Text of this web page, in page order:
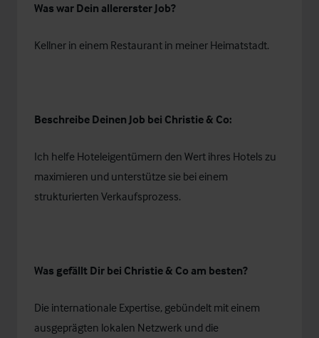
Was war Dein allererster Job?
Kellner in einem Restaurant in meiner Heimatstadt.
Beschreibe Deinen Job bei Christie & Co:
Ich helfe Hoteleigentümern den Wert ihres Hotels zu
maximieren und unterstütze sie bei einem
strukturierten Verkaufsprozess.
Was gefällt Dir bei Christie & Co am besten?
Die internationale Expertise, gebündelt mit einem
ausgeprägten lokalen Netzwerk und die